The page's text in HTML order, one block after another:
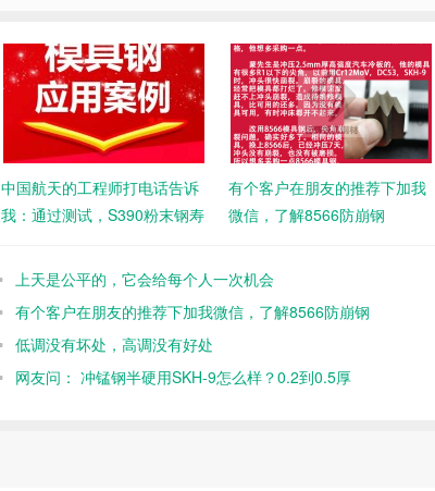
中国航天的工程师打电话告诉
我：通过测试，S390粉末钢寿
有个客户在朋友的推荐下加我
微信，了解8566防崩钢
上天是公平的，它会给每个人一次机会
有个客户在朋友的推荐下加我微信，了解8566防崩钢
低调没有坏处，高调没有好处
网友问： 冲锰钢半硬用SKH-9怎么样？0.2到0.5厚